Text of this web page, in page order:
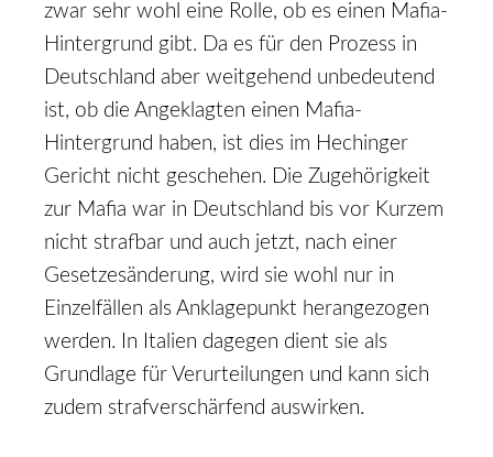
zwar sehr wohl eine Rolle, ob es einen Mafia-
Hintergrund gibt. Da es für den Prozess in
Deutschland aber weitgehend unbedeutend
ist, ob die Angeklagten einen Mafia-
Hintergrund haben, ist dies im Hechinger
Gericht nicht geschehen. Die Zugehörigkeit
zur Mafia war in Deutschland bis vor Kurzem
nicht strafbar und auch jetzt, nach einer
Gesetzesänderung, wird sie wohl nur in
Einzelfällen als Anklagepunkt herangezogen
werden. In Italien dagegen dient sie als
Grundlage für Verurteilungen und kann sich
zudem strafverschärfend auswirken.